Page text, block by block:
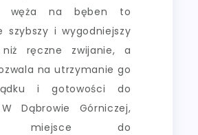
węża na bęben to
szybszy i wygodniejszy
niż ręczne zwijanie, a
na utrzymanie go
i gotowości do
Dąbrowie Górniczej,
miejsce do